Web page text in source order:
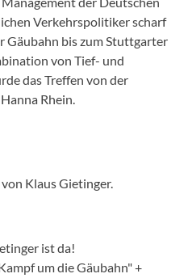
Verkehrspolitiker scharf
Gäubahn bis zum Stuttgarter
von Tief- und
das Treffen von der
Rhein.
Klaus Gietinger.
ist da!
um die Gäubahn" +